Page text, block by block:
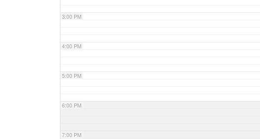
3:00 PM
4:00 PM
5:00 PM
6:00 PM
7:00 PM